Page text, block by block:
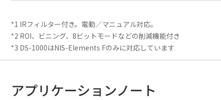
*1 IRフィルター付き。電動／マニュアル対応。
*2 ROI、ビニング、8ビットモードなどの削減機能付き
*3 DS-1000はNIS-Elements Fのみに対応しています
アプリケーションノート